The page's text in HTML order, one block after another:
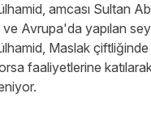
amcası Sultan
ve Avrupa'da yapılan
Maslak
faaliyetlerine